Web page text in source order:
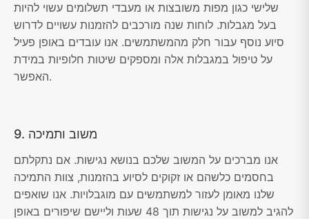
שלישי כגון מפות משובצות או מעבדי תשלומים עשוי להיות
בעל מגבלות. לוחות שנה מורכבים להזמנות עשויים לדרוש
סיוע נוסף עבור חלק מהמשתמשים. אנו עובדים באופן פעיל
על טיפול במגבלות אלה ומספקים שיטות חלופיות במידת
האפשר.
9. משוב ותמיכה
אנו מברכים על המשוב שלכם בנושא נגישות. אם נתקלתם
בחסמים כלשהם או זקוקים לסיוע בהזמנות, צוות התמיכה
שלנו מאומן לעזור למשתמשים עם מוגבלויות. אנו שואפים
להגיב למשוב על נגישות תוך 48 שעות וליישם שיפורים באופן